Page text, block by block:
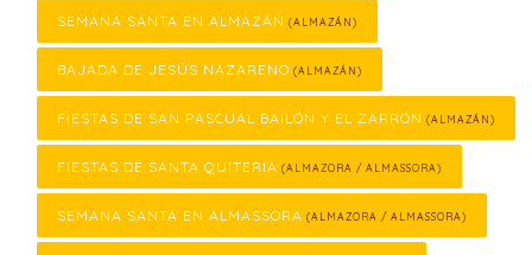
SEMANA SANTA EN ALMAZÁN (ALMAZÁN)
BAJADA DE JESÚS NAZARENO (ALMAZÁN)
FIESTAS DE SAN PASCUAL BAILÓN Y EL ZARRÓN (ALMAZÁN)
FIESTAS DE SANTA QUITERIA (ALMAZORA / ALMASSORA)
SEMANA SANTA EN ALMASSORA (ALMAZORA / ALMASSORA)